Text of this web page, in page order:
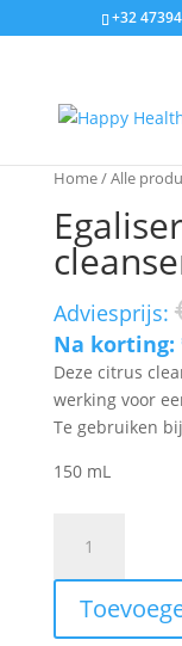
+32
Home/Alle
Adviesprijs:
Na korting:
Deze citrus
werking voor
Te gebruiken
150 mL
citrus
cleanser
aantal